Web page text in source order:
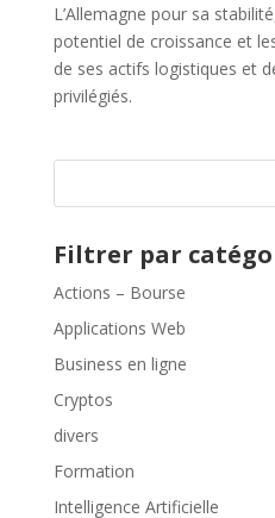
L’Allemagne pour sa
potentiel de croissance et
de ses actifs logistiques et
privilégiés.
Filtrer par
Actions – Bourse
Applications Web
Business en ligne
Cryptos
divers
Formation
Intelligence Artificielle